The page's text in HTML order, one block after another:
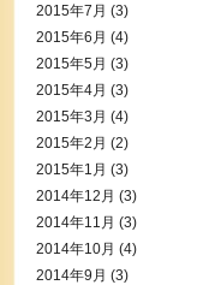
2015年7月 (3)
2015年6月 (4)
2015年5月 (3)
2015年4月 (3)
2015年3月 (4)
2015年2月 (2)
2015年1月 (3)
2014年12月 (3)
2014年11月 (3)
2014年10月 (4)
2014年9月 (3)